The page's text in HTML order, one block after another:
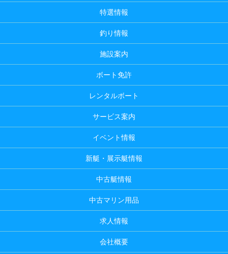
特選情報
釣り情報
施設案内
ボート免許
レンタルボート
サービス案内
イベント情報
新艇・展示艇情報
中古艇情報
中古マリン用品
求人情報
会社概要